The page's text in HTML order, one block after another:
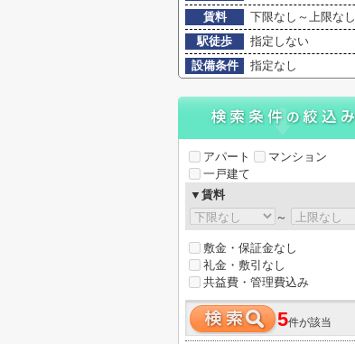
賃料
下限なし～上限なし
駅徒歩
指定しない
設備条件
指定なし
アパート
マンション
一戸建て
▼賃料
～
敷金・保証金なし
礼金・敷引なし
共益費・管理費込み
5件が該当